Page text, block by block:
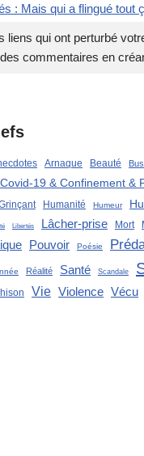
: Mais qui a flingué tout
liens qui ont perturbé
commentaires en
Arnaque Beauté
Covid-19 & Confinement &
Humanité Humeur
Libertés Lâcher-prise Mort
Pouvoir Poésie
Réalité Santé Scandale
Vie Violence Vécu